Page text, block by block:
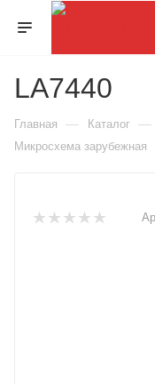
LA7440
Главная — Каталог —
Микросхема зарубежная